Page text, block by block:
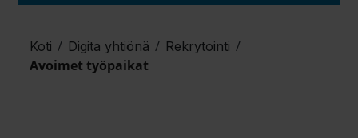
Koti / Digita yhtiönä / Rekrytointi /
Avoimet työpaikat